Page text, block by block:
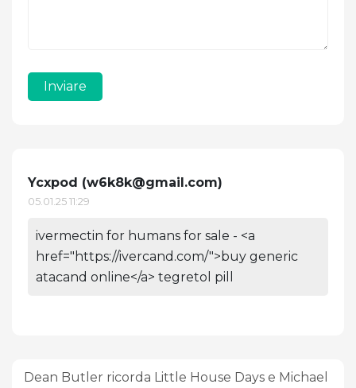
Inviare
Ycxpod (w6k8k@gmail.com)
05.01.25 11:29
ivermectin for humans for sale - <a
href="https://ivercand.com/">buy generic
atacand online</a> tegretol pill
Dean Butler ricorda Little House Days e Michael